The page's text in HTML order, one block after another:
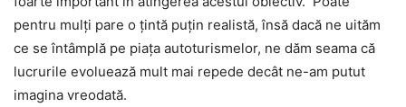
pentru mulți pare o țintă puțin realistă, însă dacă ne uităm
ce se întâmplă pe piața autoturismelor, ne dăm seama că
lucrurile evoluează mult mai repede decât ne-am putut
imagina vreodată.